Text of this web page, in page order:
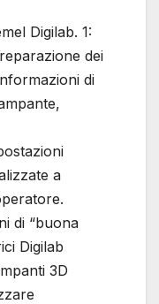
Digilab. 1:
dei
di
a
di “buona
Digilab
3D